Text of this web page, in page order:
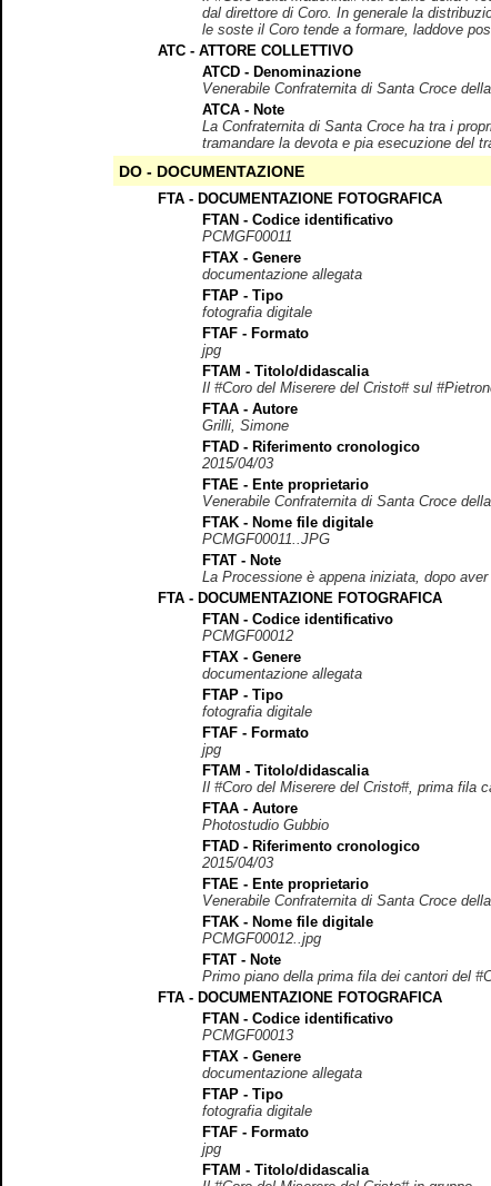
dal direttore di Coro. In generale la
le soste il Coro tende a formare, laddove
ATC - ATTORE COLLETTIVO
ATCD - Denominazione
Venerabile Confraternita di Santa Croce
ATCA - Note
La Confraternita di Santa Croce ha tra i
tramandare la devota e pia esecuzione del
DO - DOCUMENTAZIONE
FTA - DOCUMENTAZIONE FOTOGRAFICA
FTAN - Codice identificativo
PCMGF00011
FTAX - Genere
documentazione allegata
FTAP - Tipo
fotografia digitale
FTAF - Formato
jpg
FTAM - Titolo/didascalia
Il #Coro del Miserere del Cristo# sul
FTAA - Autore
Grilli, Simone
FTAD - Riferimento cronologico
2015/04/03
FTAE - Ente proprietario
Venerabile Confraternita di Santa Croce
FTAK - Nome file digitale
PCMGF00011..JPG
FTAT - Note
La Processione è appena iniziata, dopo
FTA - DOCUMENTAZIONE FOTOGRAFICA
FTAN - Codice identificativo
PCMGF00012
FTAX - Genere
documentazione allegata
FTAP - Tipo
fotografia digitale
FTAF - Formato
jpg
FTAM - Titolo/didascalia
Il #Coro del Miserere del Cristo#, prima fila
FTAA - Autore
Photostudio Gubbio
FTAD - Riferimento cronologico
2015/04/03
FTAE - Ente proprietario
Venerabile Confraternita di Santa Croce
FTAK - Nome file digitale
PCMGF00012..jpg
FTAT - Note
Primo piano della prima fila dei cantori del
FTA - DOCUMENTAZIONE FOTOGRAFICA
FTAN - Codice identificativo
PCMGF00013
FTAX - Genere
documentazione allegata
FTAP - Tipo
fotografia digitale
FTAF - Formato
jpg
FTAM - Titolo/didascalia